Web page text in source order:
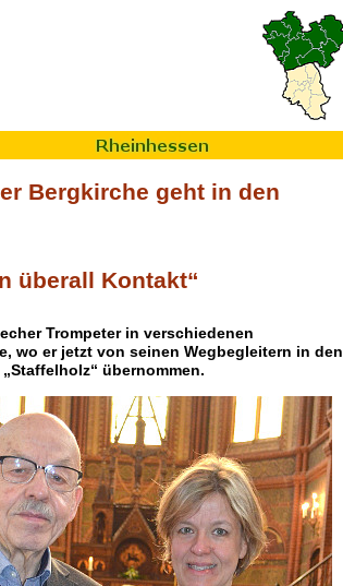
Bergkirche geht in den
überall Kontakt“
Trompeter in verschiedenen
wo er jetzt von seinen Wegbegleitern in den
übernommen.